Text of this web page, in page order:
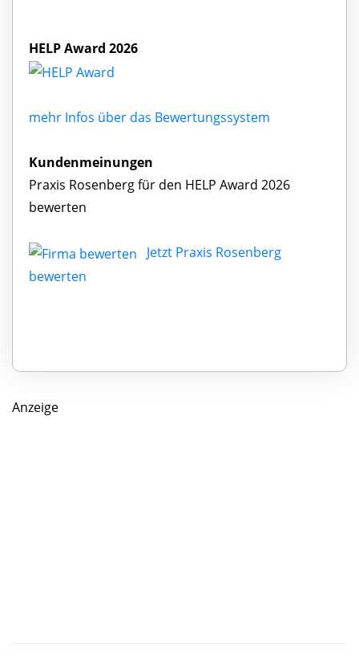
HELP Award 2026
mehr Infos über das Bewertungssystem
Kundenmeinungen
Praxis Rosenberg für den HELP Award 2026
bewerten
Jetzt Praxis Rosenberg
bewerten
Anzeige